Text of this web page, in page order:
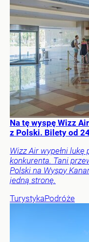
Na tę wyspę Wizz
z Polski. Bilety od
Wizz Air wypełni
konkurenta. Tani
Polski na Wyspy
jedną stronę.
TurystykaPodróże